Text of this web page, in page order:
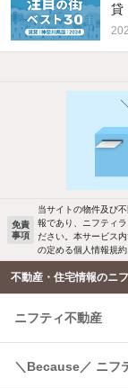
貸
他の人はこんな条
バス・トイレ別
洗濯機置場あ
エアコンあり
温水洗浄便座
コンロ2口以上
ご希望の条件
免責
事項
当サイトの物件及び
報であり、ニフティ
ださい。本サービス
の定める個人情報規約
不動産・住宅情報のニ
ニフティ不動産
＼Because／ ニフ